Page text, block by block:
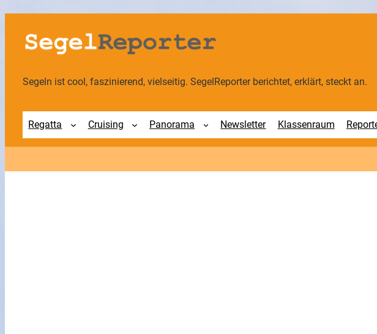
Zum
Inhalt
springen
Segeln ist cool, faszinierend, vielseitig. SegelReporter berichtet, erklärt, steckt an.
Regatta Cruising Panorama Newsletter Klassenraum